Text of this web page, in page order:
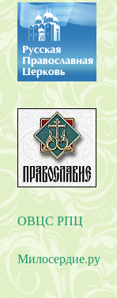
ОВЦС РПЦ
Милосердие.ру